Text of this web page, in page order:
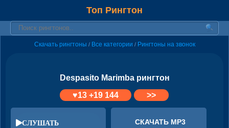
Топ Рингтон
Скачать рингтоны / Все категории / Рингтоны на звонок
Despasito Marimba рингтон
♥13+19 144 >>
СЛУШАТЬ СКАЧАТЬ MP3